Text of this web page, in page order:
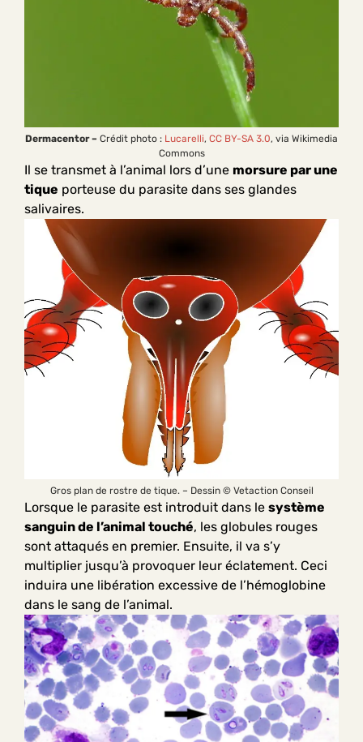
Dermacentor – Crédit photo : Lucarelli, CC BY-SA 3.0, via Wikimedia
Commons
Il se transmet à l’animal lors d’une morsure par une
tique porteuse du parasite dans ses glandes
salivaires.
Gros plan de rostre de tique. – Dessin © Vetaction Conseil
Lorsque le parasite est introduit dans le système
sanguin de l’animal touché, les globules rouges
sont attaqués en premier. Ensuite, il va s’y
multiplier jusqu’à provoquer leur éclatement. Ceci
induira une libération excessive de l’hémoglobine
dans le sang de l’animal.